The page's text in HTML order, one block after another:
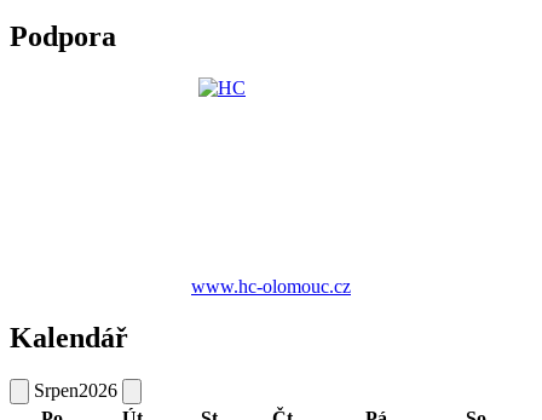
Podpora
www.hc-olomouc.cz
Kalendář
Srpen2026